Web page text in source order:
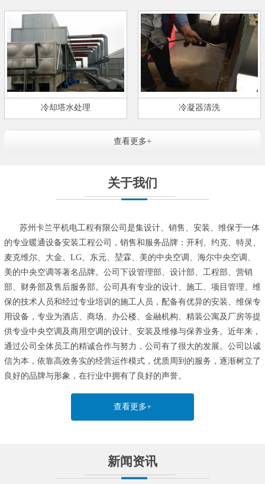
冷却塔水处理 冷凝器清洗
查看更多+
关于我们
苏州卡兰平机电工程有限公司是集设计、销售、安装、维保于一体
的专业暖通设备安装工程公司，销售和服务品牌：开利、约克、特灵、
麦克维尔、大金、LG、东元、堃霖、美的中央空调、海尔中央空调、
美的中央空调等著名品牌。公司下设管理部、设计部、工程部、营销
部、财务部及售后服务部。公司具有专业的设计、施工、项目管理、维
保的技术人员和经过专业培训的施工人员，配备有优异的安装、维保专
用设备，专业为酒店、商场、办公楼、金融机构、精装公寓及厂房等提
供专业中央空调及商用空调的设计、安装及维修与保养业务。近年来，
通过公司全体员工的精诚合作与努力，公司有了很大的发展。公司以诚
信为本，依靠高效务实的经营运作模式，优质周到的服务，逐渐树立了
良好的品牌与形象，在行业中拥有了良好的声誉。
查看更多+
新闻资讯